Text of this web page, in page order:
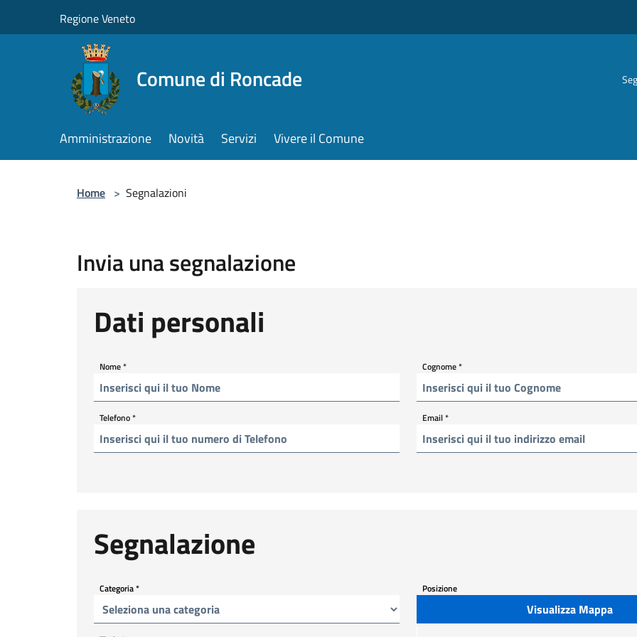
Regione Veneto
Comune di Roncade
Amministrazione Novità Servizi Vivere il Comune
Home > Segnalazioni
Invia una segnalazione
Dati personali
Nome* Cognome*
Telefono* Email*
Segnalazione
Categoria* Posizione
Visualizza Mappa